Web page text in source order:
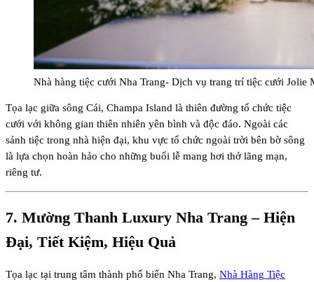
Nhà hàng tiệc cưới Nha Trang- Dịch vụ trang trí tiệc cưới Jolie
Tọa lạc giữa sông Cái, Champa Island là thiên đường tổ chức tiệc
cưới với không gian thiên nhiên yên bình và độc đáo. Ngoài các
sảnh tiệc trong nhà hiện đại, khu vực tổ chức ngoài trời bên bờ sông
là lựa chọn hoàn hảo cho những buổi lễ mang hơi thở lãng mạn,
riêng tư.
7. Mường Thanh Luxury Nha Trang – Hiện
Đại, Tiết Kiệm, Hiệu Quả
Tọa lạc tại trung tâm thành phố biển Nha Trang, Nhà Hàng Tiệc